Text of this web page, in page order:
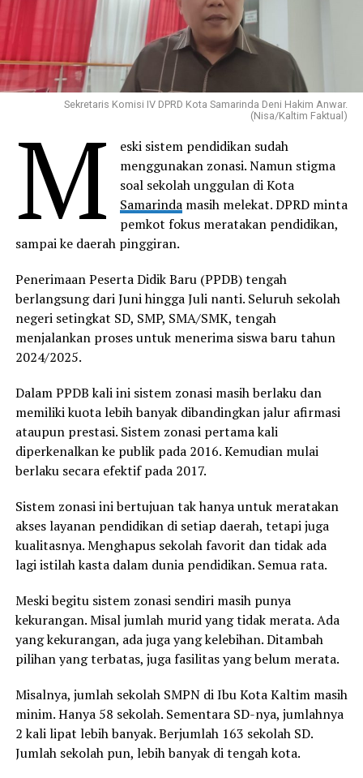
Sekretaris Komisi IV DPRD Kota Samarinda Deni Hakim Anwar.
(Nisa/Kaltim Faktual)
M
eski sistem pendidikan sudah
menggunakan zonasi. Namun stigma
soal sekolah unggulan di Kota
Samarinda masih melekat. DPRD minta
pemkot fokus meratakan pendidikan,
sampai ke daerah pinggiran.
Penerimaan Peserta Didik Baru (PPDB) tengah
berlangsung dari Juni hingga Juli nanti. Seluruh sekolah
negeri setingkat SD, SMP, SMA/SMK, tengah
menjalankan proses untuk menerima siswa baru tahun
2024/2025.
Dalam PPDB kali ini sistem zonasi masih berlaku dan
memiliki kuota lebih banyak dibandingkan jalur afirmasi
ataupun prestasi. Sistem zonasi pertama kali
diperkenalkan ke publik pada 2016. Kemudian mulai
berlaku secara efektif pada 2017.
Sistem zonasi ini bertujuan tak hanya untuk meratakan
akses layanan pendidikan di setiap daerah, tetapi juga
kualitasnya. Menghapus sekolah favorit dan tidak ada
lagi istilah kasta dalam dunia pendidikan. Semua rata.
Meski begitu sistem zonasi sendiri masih punya
kekurangan. Misal jumlah murid yang tidak merata. Ada
yang kekurangan, ada juga yang kelebihan. Ditambah
pilihan yang terbatas, juga fasilitas yang belum merata.
Misalnya, jumlah sekolah SMPN di Ibu Kota Kaltim masih
minim. Hanya 58 sekolah. Sementara SD-nya, jumlahnya
2 kali lipat lebih banyak. Berjumlah 163 sekolah SD.
Jumlah sekolah pun, lebih banyak di tengah kota.